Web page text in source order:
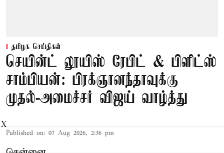
தமிழக செய்திகள்
செயின்ட் லூயிஸ் ரேபிட் & பிளிட்ஸ்
சாம்பியன்: பிரக்ஞானந்தாவுக்கு
முதல்-அமைச்சர் விஜய் வாழ்த்து
Published on: 07 Aug 2026, 2:36 pm
X